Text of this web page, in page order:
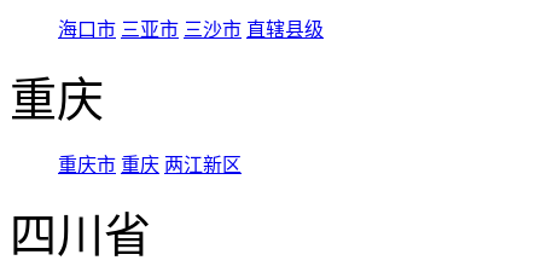
海口市 三亚市 三沙市 直辖县级
重庆
重庆市 重庆 两江新区
四川省